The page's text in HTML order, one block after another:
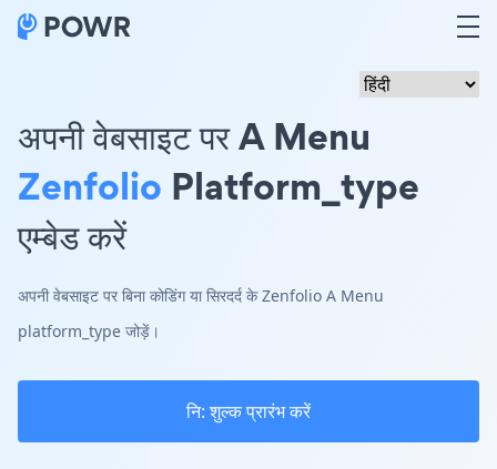
अपनी वेबसाइट पर A Menu
Zenfolio Platform_type
एम्बेड करें
अपनी वेबसाइट पर बिना कोडिंग या सिरदर्द के Zenfolio A Menu
platform_type जोड़ें।
नि: शुल्क प्रारंभ करें